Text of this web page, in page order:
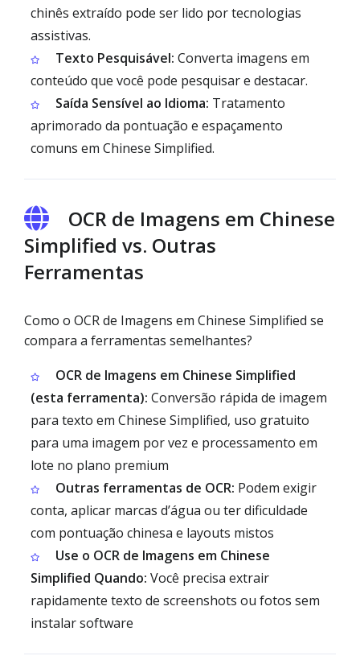
chinês extraído pode ser lido por tecnologias
assistivas.
Texto Pesquisável: Converta imagens em
conteúdo que você pode pesquisar e destacar.
Saída Sensível ao Idioma: Tratamento
aprimorado da pontuação e espaçamento
comuns em Chinese Simplified.
OCR de Imagens em Chinese
Simplified vs. Outras
Ferramentas
Como o OCR de Imagens em Chinese Simplified se
compara a ferramentas semelhantes?
OCR de Imagens em Chinese Simplified
(esta ferramenta): Conversão rápida de imagem
para texto em Chinese Simplified, uso gratuito
para uma imagem por vez e processamento em
lote no plano premium
Outras ferramentas de OCR: Podem exigir
conta, aplicar marcas d’água ou ter dificuldade
com pontuação chinesa e layouts mistos
Use o OCR de Imagens em Chinese
Simplified Quando: Você precisa extrair
rapidamente texto de screenshots ou fotos sem
instalar software